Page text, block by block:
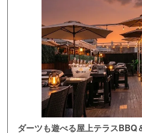
ダーツも遊べる屋上テラスBBQ